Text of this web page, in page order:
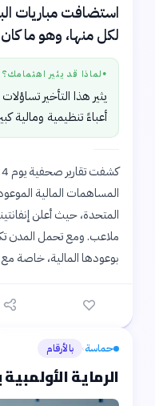
استضافت مباريات
لكل منها، وهو ما
● لماذا قد يثير اهتمامك؟
يثير هذا التأخير
أعباءً تنظيمية ومالية
المتحدة، حيث أعلن
ملاعب. ومع تحمل المدن
بوعودها المالية، خاصة
حماسة› بالأرقام
الرماية